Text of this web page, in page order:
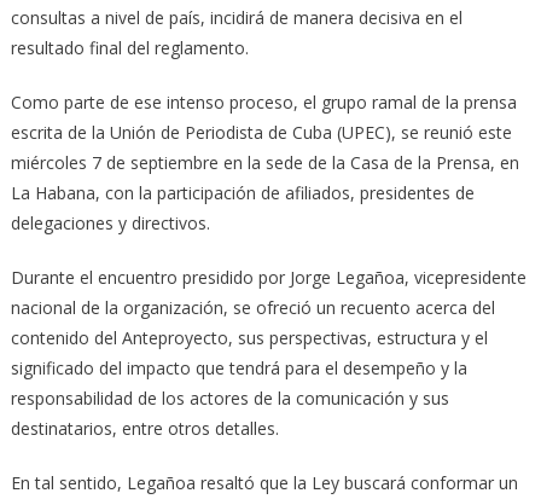
consultas a nivel de país, incidirá de manera decisiva en el
resultado final del reglamento.
Como parte de ese intenso proceso, el grupo ramal de la prensa
escrita de la Unión de Periodista de Cuba (UPEC), se reunió este
miércoles 7 de septiembre en la sede de la Casa de la Prensa, en
La Habana, con la participación de afiliados, presidentes de
delegaciones y directivos.
Durante el encuentro presidido por Jorge Legañoa, vicepresidente
nacional de la organización, se ofreció un recuento acerca del
contenido del Anteproyecto, sus perspectivas, estructura y el
significado del impacto que tendrá para el desempeño y la
responsabilidad de los actores de la comunicación y sus
destinatarios, entre otros detalles.
En tal sentido, Legañoa resaltó que la Ley buscará conformar un